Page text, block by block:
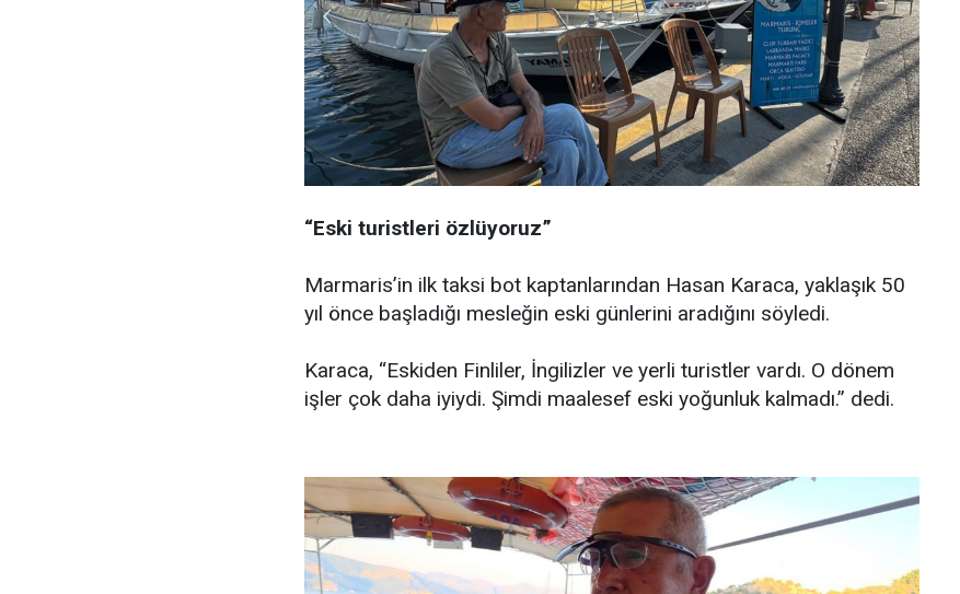
“Eski turistleri özlüyoruz”
Marmaris’in ilk taksi bot kaptanlarından Hasan Karaca, yaklaşık 50
yıl önce başladığı mesleğin eski günlerini aradığını söyledi.
Karaca, “Eskiden Finliler, İngilizler ve yerli turistler vardı. O dönem
işler çok daha iyiydi. Şimdi maalesef eski yoğunluk kalmadı.” dedi.